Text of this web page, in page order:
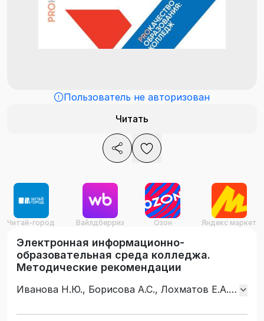
Пользователь не авторизован
Читать
Читай-город Вайлдберриз Озон Яндекс маркет
Электронная информационно-
образовательная среда колледжа.
Методические рекомендации
Иванова Н.Ю., Борисова А.С., Лохматов Е.А.,